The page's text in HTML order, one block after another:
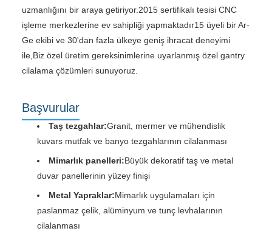
uzmanlığını bir araya getiriyor.2015 sertifikalı tesisi CNC
işleme merkezlerine ev sahipliği yapmaktadır15 üyeli bir Ar-
Ge ekibi ve 30'dan fazla ülkeye geniş ihracat deneyimi
ile,Biz özel üretim gereksinimlerine uyarlanmış özel gantry
cilalama çözümleri sunuyoruz.
Başvurular
Taş tezgahlar:Granit, mermer ve mühendislik
kuvars mutfak ve banyo tezgahlarının cilalanması
Mimarlık panelleri:Büyük dekoratif taş ve metal
duvar panellerinin yüzey finişi
Metal Yapraklar:Mimarlık uygulamaları için
paslanmaz çelik, alüminyum ve tunç levhalarının
cilalanması